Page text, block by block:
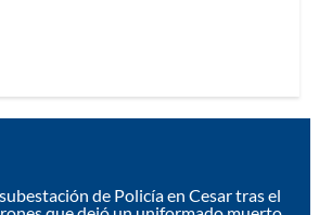
de Policía en Cesar tras el